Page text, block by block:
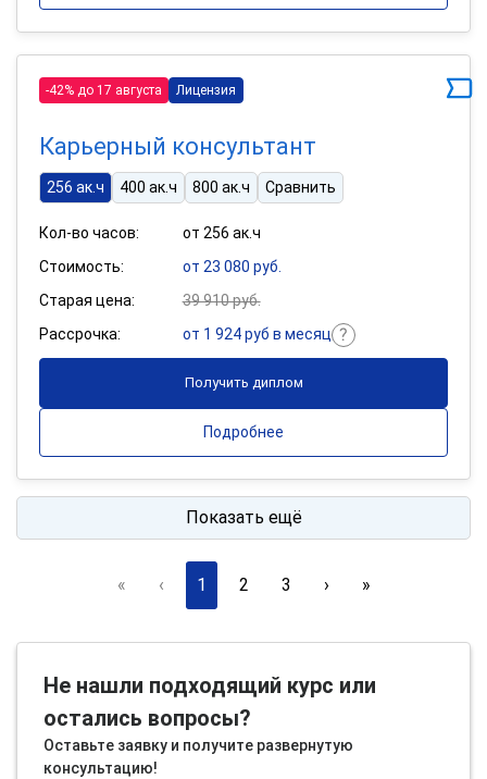
-42% до 17 августа Лицензия
Карьерный консультант
256 ак.ч 400 ак.ч 800 ак.ч Сравнить
Кол-во часов:
от 256 ак.ч
Стоимость:
от 23 080 руб.
Старая цена:
39 910 руб.
Рассрочка:
от 1 924 руб в месяц
Получить диплом
Подробнее
Показать ещё
« ‹ 1 2 3 › »
Не нашли подходящий курс или
остались вопросы?
Оставьте заявку и получите развернутую
консультацию!